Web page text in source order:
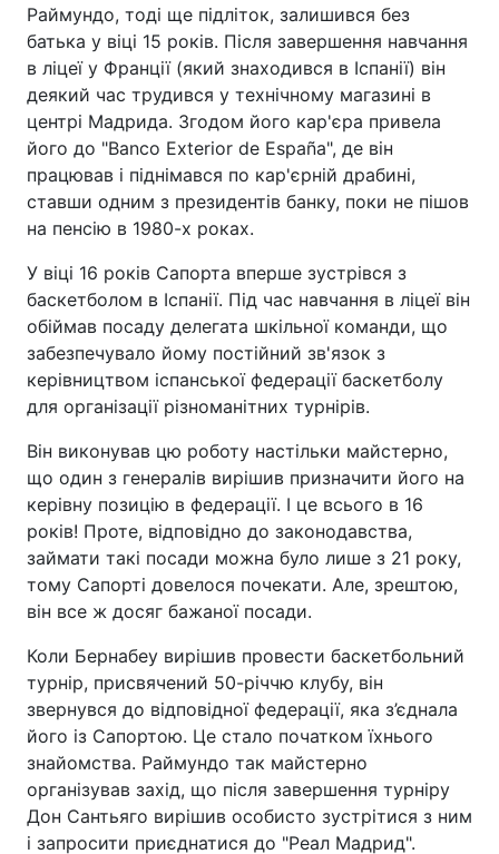
Раймундо, тоді ще підліток, залишився без
батька у віці 15 років. Після завершення навчання
в ліцеї у Франції (який знаходився в Іспанії) він
деякий час трудився у технічному магазині в
центрі Мадрида. Згодом його кар'єра привела
його до "Banco Exterior de España", де він
працював і піднімався по кар'єрній драбині,
ставши одним з президентів банку, поки не пішов
на пенсію в 1980-х роках.
У віці 16 років Сапорта вперше зустрівся з
баскетболом в Іспанії. Під час навчання в ліцеї він
обіймав посаду делегата шкільної команди, що
забезпечувало йому постійний зв'язок з
керівництвом іспанської федерації баскетболу
для організації різноманітних турнірів.
Він виконував цю роботу настільки майстерно,
що один з генералів вирішив призначити його на
керівну позицію в федерації. І це всього в 16
років! Проте, відповідно до законодавства,
займати такі посади можна було лише з 21 року,
тому Сапорті довелося почекати. Але, зрештою,
він все ж досяг бажаної посади.
Коли Бернабеу вирішив провести баскетбольний
турнір, присвячений 50-річчю клубу, він
звернувся до відповідної федерації, яка з’єднала
його із Сапортою. Це стало початком їхнього
знайомства. Раймундо так майстерно
організував захід, що після завершення турніру
Дон Сантьяго вирішив особисто зустрітися з ним
і запросити приєднатися до "Реал Мадрид".